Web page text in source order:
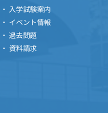
入学試験案内
イベント情報
過去問題
資料請求